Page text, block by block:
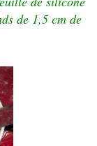
de 1,5 cm de